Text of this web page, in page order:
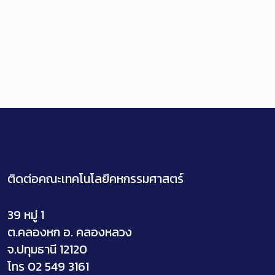
ติดต่อคณะเทคโนโลยีคหกรรมศาสตร์
39 หมู่ 1
ต.คลองหก อ. คลองหลวง
จ.ปทุมธานี 12120
โทร 02 549 3161